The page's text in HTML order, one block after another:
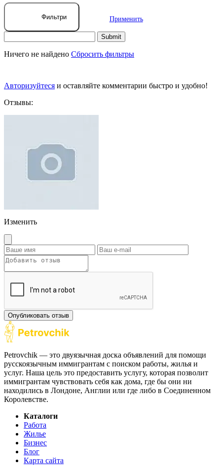
Фильтри Применить
Ничего не найдено Сбросить фильтры
Авторизуйтеся и оставляйте комментарии быстро и удобно!
Отзывы:
Изменить
Опубликовать отзыв
Petrovchik — это двуязычная доска объявлений для помощи
русскоязычным иммигрантам с поиском работы, жилья и
услуг. Наша цель это предоставить услугу, которая позволит
иммигрантам чувствовать себя как дома, где бы они ни
находились в Лондоне, Англии или где либо в Соединенном
Королевстве.
Каталоги
Работа
Жилье
Бизнес
Блог
Карта сайта